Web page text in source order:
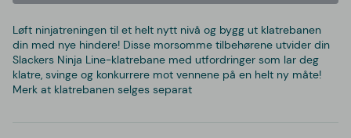
Løft ninjatreningen til et helt nytt nivå og bygg ut klatrebanen
din med nye hindere! Disse morsomme tilbehørene utvider din
Slackers Ninja Line-klatrebane med utfordringer som lar deg
klatre, svinge og konkurrere mot vennene på en helt ny måte!
Merk at klatrebanen selges separat